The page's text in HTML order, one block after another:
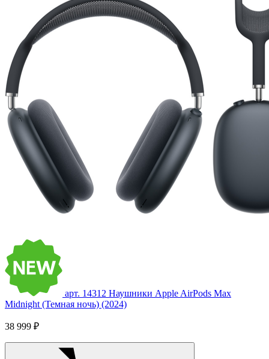
арт. 14312 Наушники Apple AirPods Max
Midnight (Темная ночь) (2024)
38 999 ₽